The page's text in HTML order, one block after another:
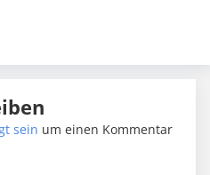
sein um einen Kommentar